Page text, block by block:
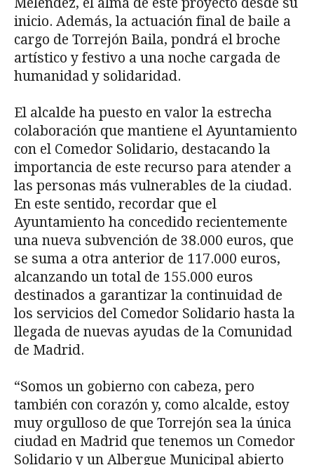
inicio. Además, la actuación final de baile a
cargo de Torrejón Baila, pondrá el broche
artístico y festivo a una noche cargada de
humanidad y solidaridad.
El alcalde ha puesto en valor la estrecha
colaboración que mantiene el Ayuntamiento
con el Comedor Solidario, destacando la
importancia de este recurso para atender a
las personas más vulnerables de la ciudad.
En este sentido, recordar que el
Ayuntamiento ha concedido recientemente
una nueva subvención de 38.000 euros, que
se suma a otra anterior de 117.000 euros,
alcanzando un total de 155.000 euros
destinados a garantizar la continuidad de
los servicios del Comedor Solidario hasta la
llegada de nuevas ayudas de la Comunidad
de Madrid.
“Somos un gobierno con cabeza, pero
también con corazón y, como alcalde, estoy
muy orgulloso de que Torrejón sea la única
ciudad en Madrid que tenemos un Comedor
Solidario y un Albergue Municipal abierto